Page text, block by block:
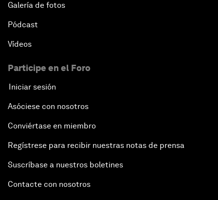
Galería de fotos
Pódcast
Vídeos
Participe en el Foro
Iniciar sesión
Asóciese con nosotros
Conviértase en miembro
Regístrese para recibir nuestras notas de prensa
Suscríbase a nuestros boletines
Contacte con nosotros